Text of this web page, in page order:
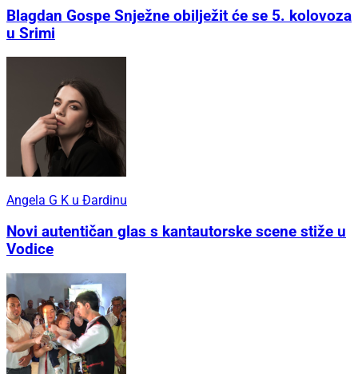
Blagdan Gospe Snježne obilježit će se 5. kolovoza
u Srimi
Angela G K u Đardinu
Novi autentičan glas s kantautorske scene stiže u
Vodice